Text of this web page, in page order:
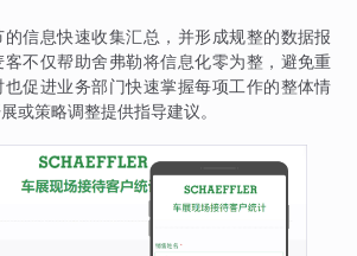
信息快速收集汇总，并形成规整的数据报
不仅帮助舍弗勒将信息化零为整，避免重
促进业务部门快速掌握每项工作的整体情
或策略调整提供指导建议。